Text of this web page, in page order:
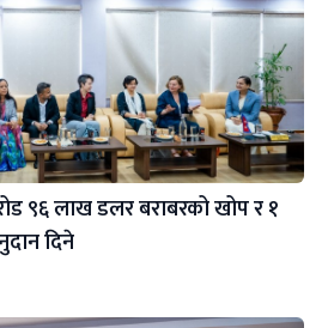
९६ लाख डलर बराबरको खोप र १
दिने